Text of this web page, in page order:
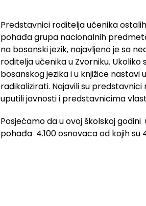
Predstavnici roditelja učenika
pohađa grupa nacionalnih
na bosanski jezik, najavljeno je sa
roditelja učenika u Zvorniku.
bosanskog jezika i u knjižice
radikalizirati. Najavili su
uputili javnosti i predstavnicima
Posjećamo da u ovoj školskoj
pohađa 4.100 osnovaca od kojih